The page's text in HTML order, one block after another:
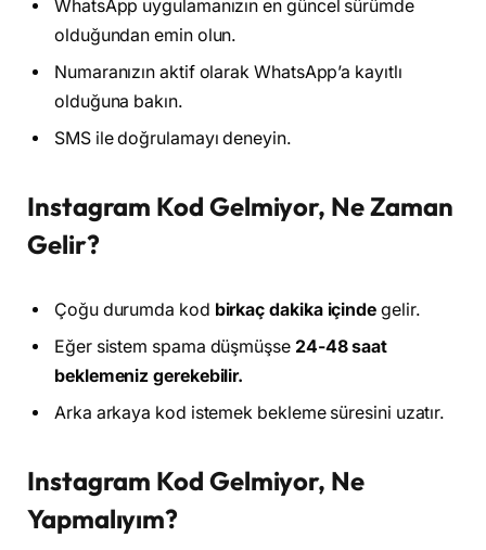
WhatsApp uygulamanızın en güncel sürümde
olduğundan emin olun.
Numaranızın aktif olarak WhatsApp’a kayıtlı
olduğuna bakın.
SMS ile doğrulamayı deneyin.
Instagram Kod Gelmiyor, Ne Zaman
Gelir?
Çoğu durumda kod birkaç dakika içinde gelir.
Eğer sistem spama düşmüşse 24-48 saat
beklemeniz gerekebilir.
Arka arkaya kod istemek bekleme süresini uzatır.
Instagram Kod Gelmiyor, Ne
Yapmalıyım?